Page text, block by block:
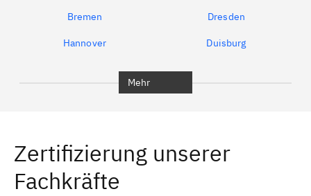
Bremen Dresden
Hannover Duisburg
Erlangen Bamberg
Bayreuth
Mehr
Zertifizierung unserer
Fachkräfte